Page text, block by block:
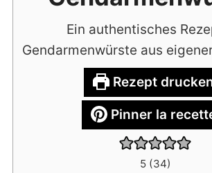
Ein authentisches
Gendarmenwürste aus
Rezept
Pinner la
5(34)